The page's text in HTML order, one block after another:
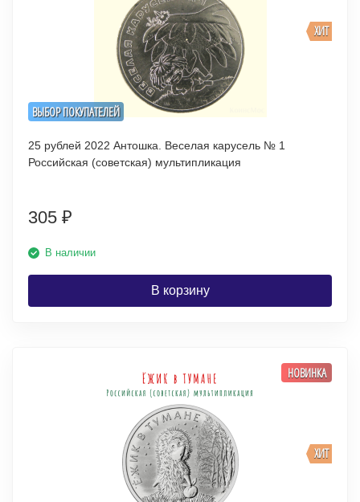
ВЫБОР ПОКУПАТЕЛЕЙ
ХИТ
25 рублей 2022 Антошка. Веселая карусель № 1
Российская (советская) мультипликация
305 ₽
В наличии
В корзину
ХИТ
НОВИНКА